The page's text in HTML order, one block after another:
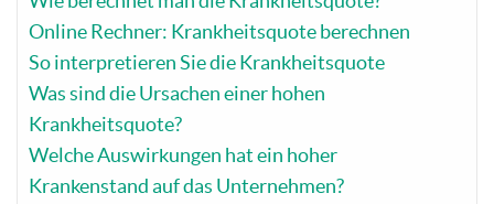
Online Rechner: Krankheitsquote berechnen
So interpretieren Sie die Krankheitsquote
Was sind die Ursachen einer hohen
Krankheitsquote?
Welche Auswirkungen hat ein hoher
Krankenstand auf das Unternehmen?